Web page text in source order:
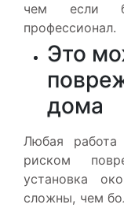
чем если
профессионал.
Это
дома
Любая
риском
установка
сложны, чем